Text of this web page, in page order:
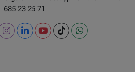
685 23 25 71